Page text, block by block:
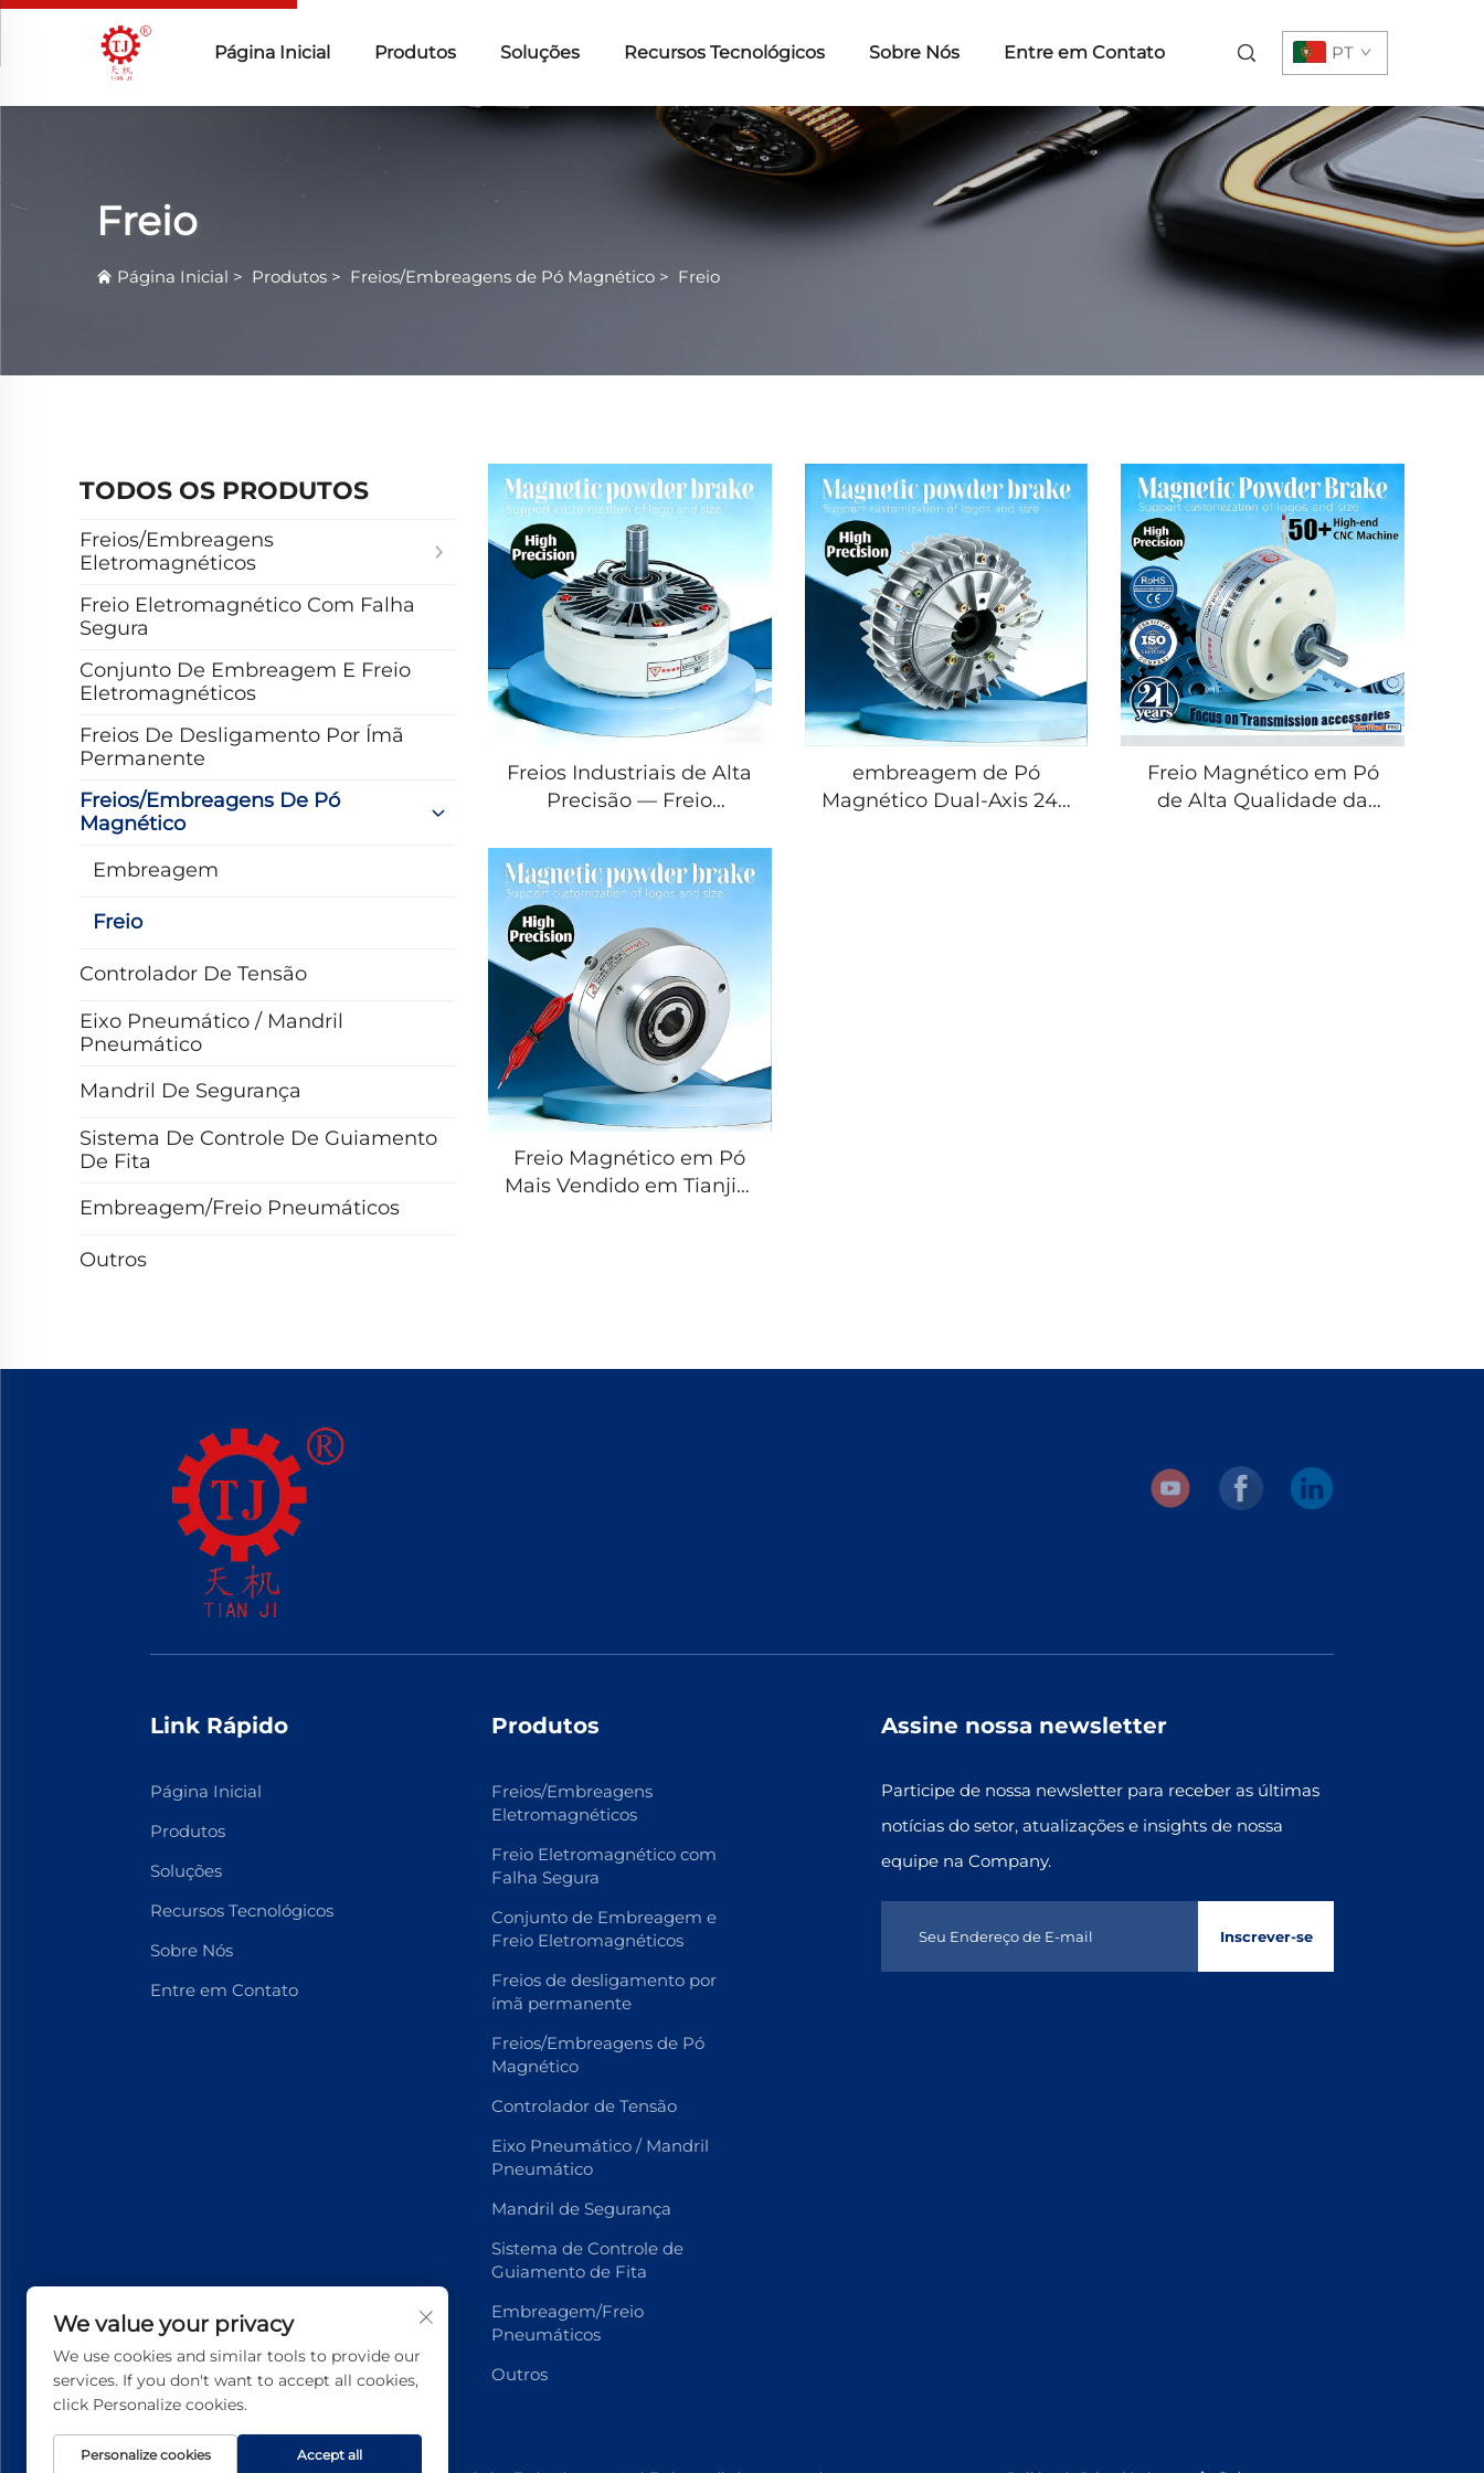
Página Inicial Produtos Soluções Recursos Tecnológicos Sobre Nós Entre em Contato PT
Freio
Página Inicial > Produtos > Freios/Embreagens de Pó Magnético > Freio
TODOS OS PRODUTOS
Freios/Embreagens
Eletromagnéticos
Freio Eletromagnético Com Falha
Segura
Conjunto De Embreagem E Freio
Eletromagnéticos
Freios De Desligamento Por Ímã
Permanente
Freios/Embreagens De Pó
Magnético
Embreagem
Freio
Controlador De Tensão
Eixo Pneumático / Mandril
Pneumático
Mandril De Segurança
Sistema De Controle De Guiamento
De Fita
Embreagem/Freio Pneumáticos
Outros
Freios Industriais de Alta
Precisão — Freio
Metálico e Freio para
Rebobinadeira de
Adesivos para Peças de
Máquinas de Impressão
Plástica
embreagem de Pó
Magnético Dual-Axis 24V
Freio Magnético em Pó
de Alta Qualidade da
Freio Magnético em Pó
Mais Vendido em Tianjin,
Link Rápido
Página Inicial
Produtos
Soluções
Recursos Tecnológicos
Sobre Nós
Entre em Contato
Produtos
Freios/Embreagens
Eletromagnéticos
Freio Eletromagnético com
Falha Segura
Conjunto de Embreagem e
Freio Eletromagnéticos
Freios de desligamento por
ímã permanente
Freios/Embreagens de Pó
Magnético
Controlador de Tensão
Eixo Pneumático / Mandril
Pneumático
Mandril de Segurança
Sistema de Controle de
Guiamento de Fita
Embreagem/Freio
Pneumáticos
Outros
Assine nossa newsletter
Participe de nossa newsletter para receber as últimas
notícias do setor, atualizações e insights de nossa
equipe na Company.
Inscrever-se
We value your privacy
We use cookies and similar tools to provide our
services. If you don't want to accept all cookies,
click Personalize cookies.
Personalize cookies Accept all